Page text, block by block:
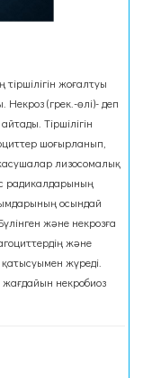
жоғалтуы
(грек.-өлі)- деп
Тіршілігін
шоғырланып,
лизосомалық
радикалдарының
осындай
және некрозға
және
жүреді.
некробиоз